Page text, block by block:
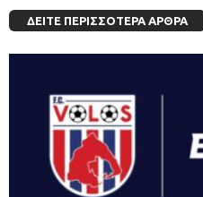
ΔΕΊΤΕ ΠΕΡΙΣΣΌΤΕΡΑ ΆΡΘΡΑ